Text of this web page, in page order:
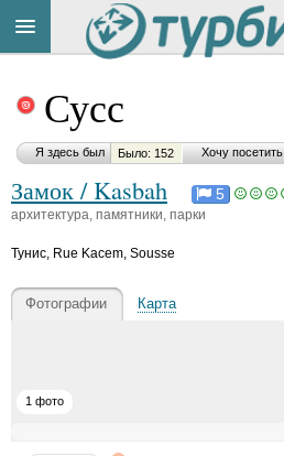
Сусс
Я здесь был Было: 152 Хочу посетить
Замок / Kasbah 5
архитектура, памятники, парки
Тунис, Rue Kacem, Sousse
Фотографии Карта
1 фото
на
сайте: